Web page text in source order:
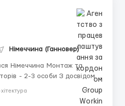
Німеччина (Ганновер)
Німеччина Монтаж та
- 2-3 особи З досвідом
будь-який документ, що